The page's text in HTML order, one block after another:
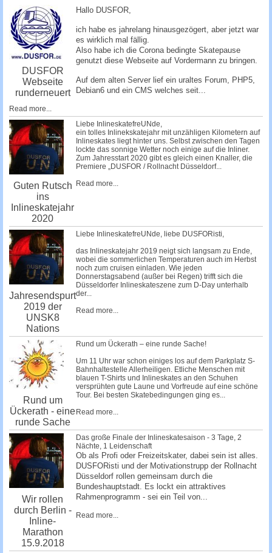
DUSFOR
Webseite
runderneuert
Hallo DUSFOR,
ich habe es jahrelang hinausgezögert, aber jetzt war
es wirklich mal fällig.
Also habe ich die Corona bedingte Skatepause
genutzt diese Webseite auf Vordermann zu bringen.
Auf dem alten Server lief ein uraltes Forum, PHP5,
Debian6 und ein CMS welches seit...
Read more...
Guten Rutsch
ins
Inlineskatejahr
2020
Liebe InlineskatefreUNde,
ein tolles Inlinekskatejahr mit unzähligen Kilometern auf
Inlineskates liegt hinter uns. Selbst zwischen den Tagen
lockte das sonnige Wetter noch einige auf die Inliner.
Zum Jahresstart 2020 gibt es gleich einen Knaller, die
Premiere „DUSFOR / Rollnacht Düsseldorf...
Read more...
Jahresendspurt
2019 der
UNSK8
Nations
Liebe InlineskatefreUNde, liebe DUSFORisti,
das Inlineskatejahr 2019 neigt sich langsam zu Ende,
wobei die sommerlichen Temperaturen auch im Herbst
noch zum cruisen einladen. Wie jeden
Donnerstagsabend (außer bei Regen) trifft sich die
Düsseldorfer Inlineskateszene zum D-Day unterhalb
der...
Read more...
Rund um
Ückerath - eine
runde Sache
Rund um Ückerath – eine runde Sache!
Um 11 Uhr war schon einiges los auf dem Parkplatz S-
Bahnhaltestelle Allerheiligen. Etliche Menschen mit
blauen T-Shirts und Inlineskates an den Schuhen
versprühten gute Laune und Vorfreude auf eine schöne
Tour. Bei besten Skatebedingungen ging es...
Read more...
Wir rollen
durch Berlin -
Inline-
Marathon
15.9.2018
Das große Finale der Inlineskatesaison - 3 Tage, 2
Nächte, 1 Leidenschaft
Ob als Profi oder Freizeitskater, dabei sein ist alles.
DUSFORisti und der Motivationstrupp der Rollnacht
Düsseldorf rollen gemeinsam durch die
Bundeshauptstadt. Es lockt ein attraktives
Rahmenprogramm - sei ein Teil von...
Read more...